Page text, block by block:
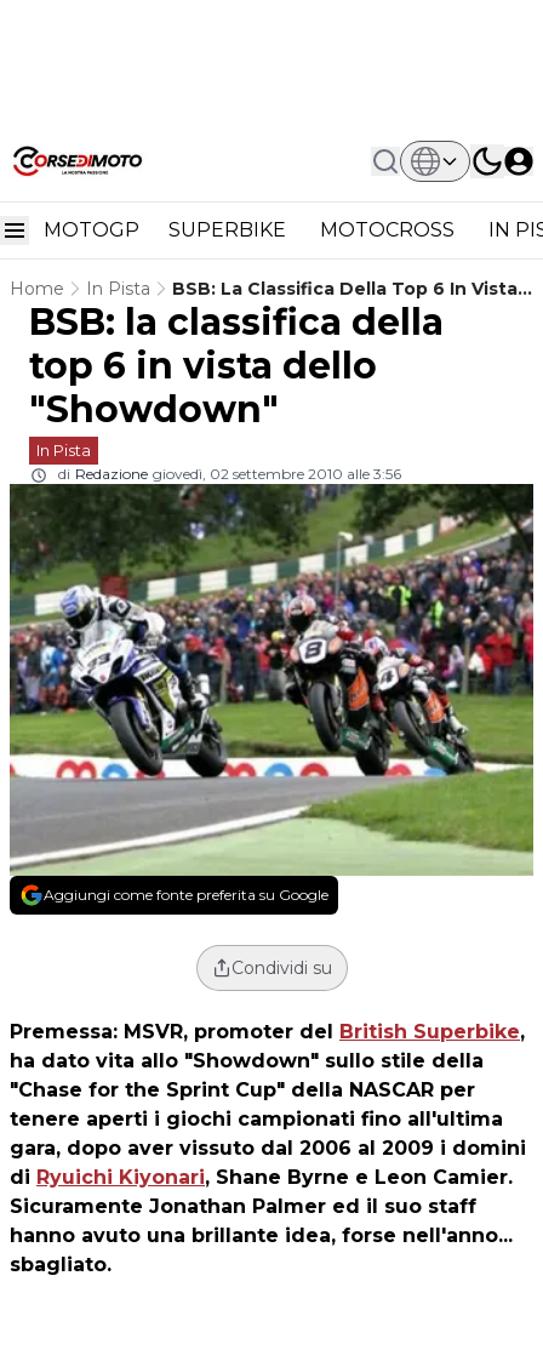
MOTOGP SUPERBIKE MOTOCROSS IN
Home In Pista
BSB: La Classifica Della Top 6 In Vista
Dello "Showdown"
BSB: la classifica della
top 6 in vista dello
"Showdown"
In Pista
di Redazione giovedì, 02 settembre 2010 alle 3:56
Aggiungi come fonte preferita su Google
Condividi su
Premessa: MSVR, promoter del British Superbike,
ha dato vita allo "Showdown" sullo stile della
"Chase for the Sprint Cup" della NASCAR per
tenere aperti i giochi campionati fino all'ultima
gara, dopo aver vissuto dal 2006 al 2009 i domini
di Ryuichi Kiyonari, Shane Byrne e Leon Camier.
Sicuramente Jonathan Palmer ed il suo staff
hanno avuto una brillante idea, forse nell'anno...
sbagliato.